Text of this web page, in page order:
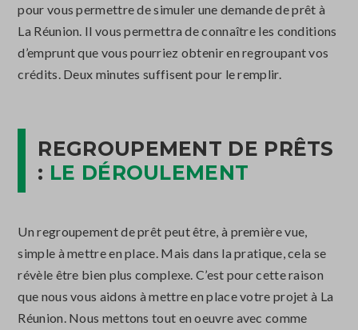
pour vous permettre de simuler une demande de prêt à
La Réunion. Il vous permettra de connaître les conditions
d’emprunt que vous pourriez obtenir en regroupant vos
crédits. Deux minutes suffisent pour le remplir.
REGROUPEMENT DE PRÊTS
: LE DÉROULEMENT
Un regroupement de prêt peut être, à première vue,
simple à mettre en place. Mais dans la pratique, cela se
révèle être bien plus complexe. C’est pour cette raison
que nous vous aidons à mettre en place votre projet à La
Réunion. Nous mettons tout en oeuvre avec comme